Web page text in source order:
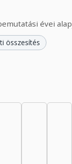
évei
összesítés